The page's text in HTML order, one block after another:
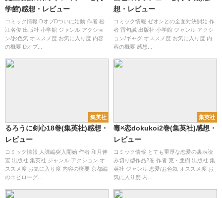
学館)感想・レビュー
コミック情報 DオブDついに始動 作者 松
江名俊 出版社 小学館 ジャンル アクショ
ン/お色気 オススメ度 お気に入り度 内容
の概要 Dオブ...
想・レビュー
コミック情報 ゼオンとの全面対決開始 作
者 雷句誠 出版社 小学館 ジャンル アクシ
ョン/ギャグ オススメ度 お気に入り度 内
容の概要 感想...
集英社
るろうに剣心18巻(集英社)感想・
レビュー
コミック情報 人誅編突入開始 作者 和月伸
宏 出版社 集英社 ジャンル アクション オ
ススメ度 お気に入り度 内容の概要 京都編
のエピローグ...
集英社
毒×恋dokukoi2巻(集英社)感想・
レビュー
コミック情報 とても重厚な恋愛の裏表読
み切り型作品2巻 作者 克・亜樹 出版社 集
英社 ジャンル 恋愛/お色気 オススメ度 お
気に入り度 内...